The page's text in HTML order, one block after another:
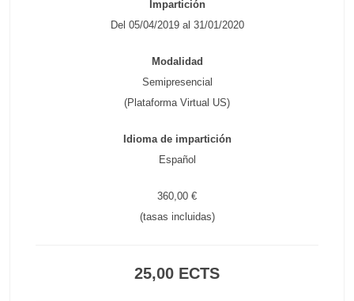
Impartición
Del 05/04/2019 al 31/01/2020
Modalidad
Semipresencial
(Plataforma Virtual US)
Idioma de impartición
Español
360,00 €
(tasas incluidas)
25,00 ECTS